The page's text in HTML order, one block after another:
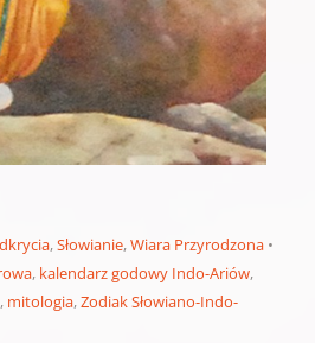
,Słowianie,Wiara Przyrodzona
, kalendarz godowy Indo-Ariów,
, mitologia,Zodiak Słowiano-Indo-